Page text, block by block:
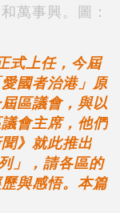
萬事興。圖：
式上任，今屆
國者治港」原
區議會，與以
會主席，他們
》就此推出
」，請各區的
與感悟。本篇